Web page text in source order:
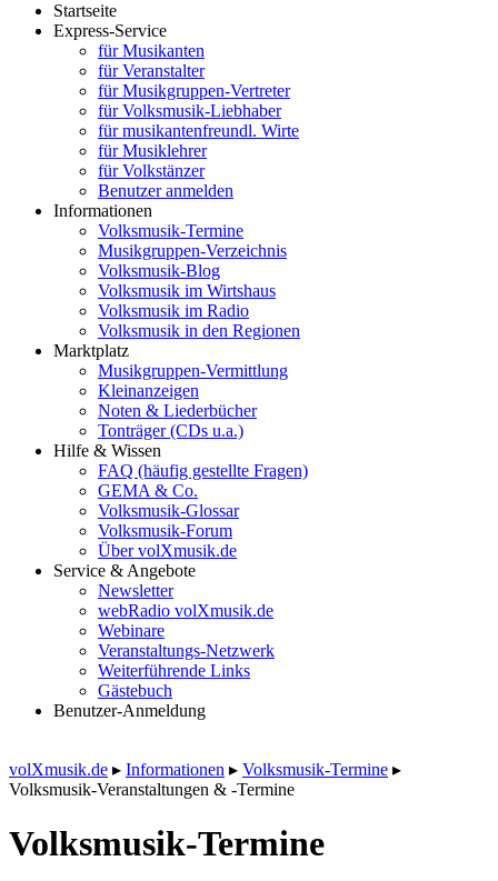
Startseite
Express-Service
für Musikanten
für Veranstalter
für Musikgruppen-Vertreter
für Volksmusik-Liebhaber
für musikantenfreundl. Wirte
für Musiklehrer
für Volkstänzer
Benutzer anmelden
Informationen
Volksmusik-Termine
Musikgruppen-Verzeichnis
Volksmusik-Blog
Volksmusik im Wirtshaus
Volksmusik im Radio
Volksmusik in den Regionen
Marktplatz
Musikgruppen-Vermittlung
Kleinanzeigen
Noten & Liederbücher
Tonträger (CDs u.a.)
Hilfe & Wissen
FAQ (häufig gestellte Fragen)
GEMA & Co.
Volksmusik-Glossar
Volksmusik-Forum
Über volXmusik.de
Service & Angebote
Newsletter
webRadio volXmusik.de
Webinare
Veranstaltungs-Netzwerk
Weiterführende Links
Gästebuch
Benutzer-Anmeldung
volXmusik.de ▸ Informationen ▸ Volksmusik-Termine ▸
Volksmusik-Veranstaltungen & -Termine
Volksmusik-Termine